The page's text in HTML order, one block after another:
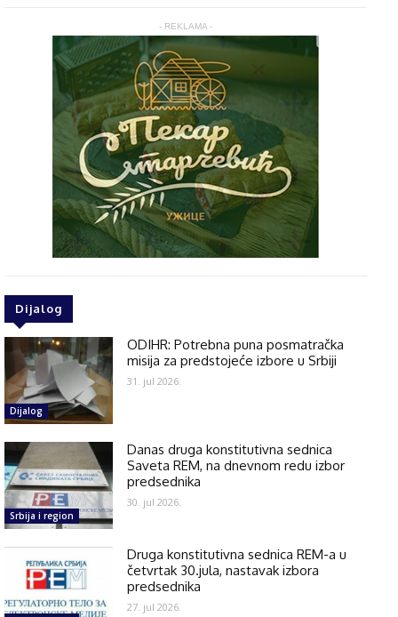
- REKLAMA -
Dijalog
Dijalog
ODIHR: Potrebna puna posmatračka
misija za predstojeće izbore u Srbiji
31. jul 2026.
Srbija i region
Danas druga konstitutivna sednica
Saveta REM, na dnevnom redu izbor
predsednika
30. jul 2026.
Druga konstitutivna sednica REM-a u
četvrtak 30.jula, nastavak izbora
predsednika
27. jul 2026.